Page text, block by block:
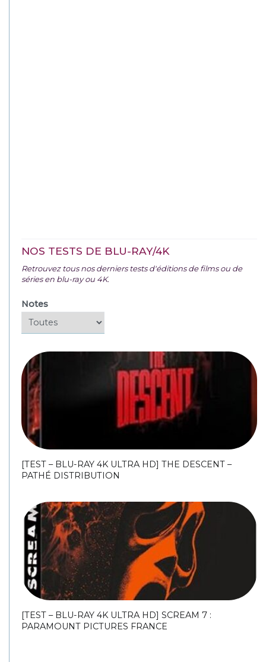
NOS TESTS DE BLU-RAY/4K
Retrouvez tous nos derniers tests d'éditions de films ou de
séries en blu-ray ou 4K.
Notes
[TEST – BLU-RAY 4K ULTRA HD] THE DESCENT –
PATHÉ DISTRIBUTION
[TEST – BLU-RAY 4K ULTRA HD] SCREAM 7 :
PARAMOUNT PICTURES FRANCE